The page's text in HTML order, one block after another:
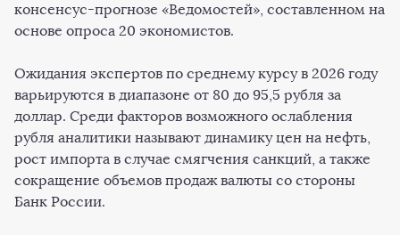
консенсус-прогнозе «Ведомостей», составленном на
основе опроса 20 экономистов.
Ожидания экспертов по среднему курсу в 2026 году
варьируются в диапазоне от 80 до 95,5 рубля за
доллар. Среди факторов возможного ослабления
рубля аналитики называют динамику цен на нефть,
рост импорта в случае смягчения санкций, а также
сокращение объемов продаж валюты со стороны
Банк России.